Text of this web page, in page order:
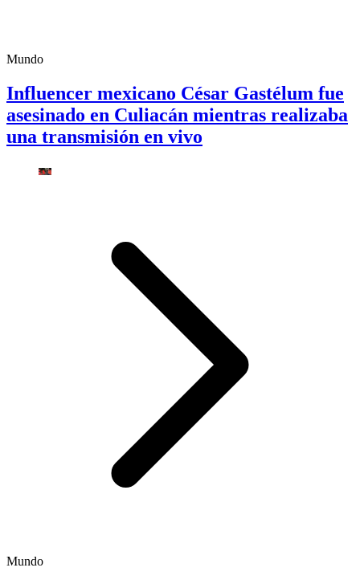
Mundo
Influencer mexicano César Gastélum fue
asesinado en Culiacán mientras realizaba
una transmisión en vivo
Mundo